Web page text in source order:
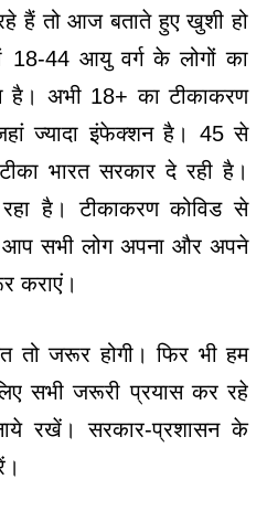
हैं तो आज बताते हुए खुशी हो
18-44 आयु वर्ग के लोगों का
है। अभी 18+ का टीकाकरण
ज्यादा इंफेक्शन है। 45 से
भारत सरकार दे रही है।
है। टीकाकरण कोविड से
आप सभी लोग अपना और अपने
कराएं।
तो जरूर होगी। फिर भी हम
सभी जरूरी प्रयास कर रहे
रखें। सरकार-प्रशासन के